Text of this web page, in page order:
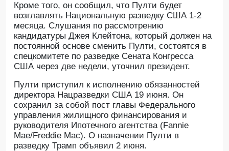
Кроме того, он сообщил, что Пулти будет
возглавлять Национальную разведку США 1-2
месяца. Слушания по рассмотрению
кандидатуры Джея Клейтона, который должен на
постоянной основе сменить Пулти, состоятся в
спецкомитете по разведке Сената Конгресса
США через две недели, уточнил президент.
Пулти приступил к исполнению обязанностей
директора Нацразведки США 19 июня. Он
сохранил за собой пост главы Федерального
управления жилищного финансирования и
руководителя Ипотечного агентства (Fannie
Mae/Freddie Mac). О назначении Пулти в
разведку Трамп объявил 2 июня.